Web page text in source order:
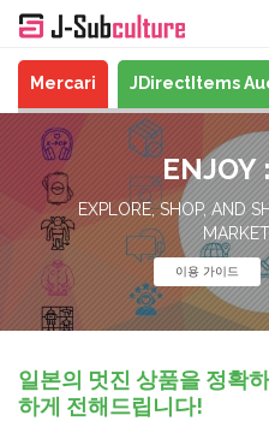
Mercari JDirectItems
EXPLORE, SHOP, AND
이용 가이드
일본의 멋진 상품을 정확
하게 전해드립니다!